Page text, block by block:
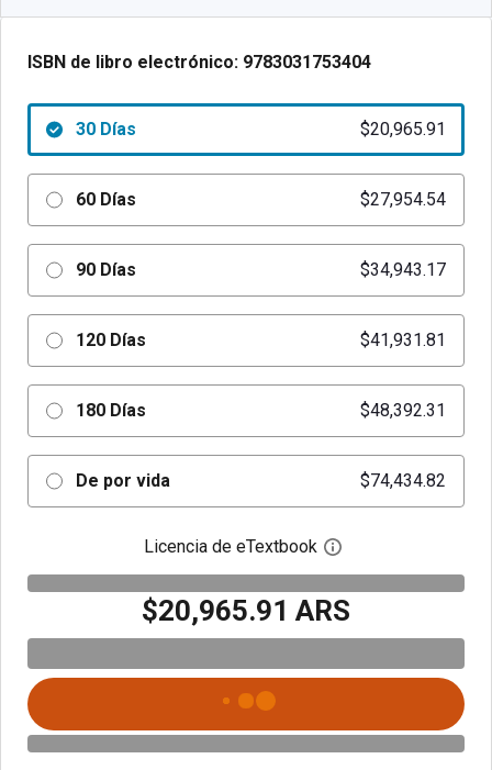
ISBN de libro electrónico: 9783031753404
30 Días $20,965.91
60 Días $27,954.54
90 Días $34,943.17
120 Días $41,931.81
180 Días $48,392.31
De por vida $74,434.82
Licencia de eTextbook Abre el cuadro de
$20,965.91 ARS